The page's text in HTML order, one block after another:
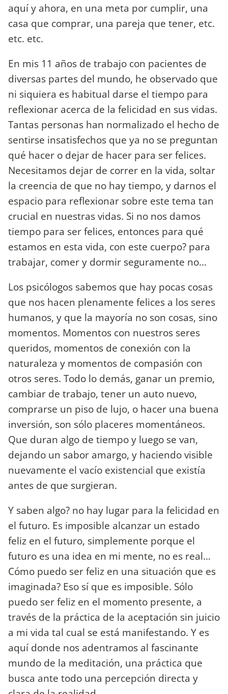
aquí y ahora, en una meta por cumplir, una
casa que comprar, una pareja que tener, etc.
etc. etc.
En mis 11 años de trabajo con pacientes de
diversas partes del mundo, he observado que
ni siquiera es habitual darse el tiempo para
reflexionar acerca de la felicidad en sus vidas.
Tantas personas han normalizado el hecho de
sentirse insatisfechos que ya no se preguntan
qué hacer o dejar de hacer para ser felices.
Necesitamos dejar de correr en la vida, soltar
la creencia de que no hay tiempo, y darnos el
espacio para reflexionar sobre este tema tan
crucial en nuestras vidas. Si no nos damos
tiempo para ser felices, entonces para qué
estamos en esta vida, con este cuerpo? para
trabajar, comer y dormir seguramente no…
Los psicólogos sabemos que hay pocas cosas
que nos hacen plenamente felices a los seres
humanos, y que la mayoría no son cosas, sino
momentos. Momentos con nuestros seres
queridos, momentos de conexión con la
naturaleza y momentos de compasión con
otros seres. Todo lo demás, ganar un premio,
cambiar de trabajo, tener un auto nuevo,
comprarse un piso de lujo, o hacer una buena
inversión, son sólo placeres momentáneos.
Que duran algo de tiempo y luego se van,
dejando un sabor amargo, y haciendo visible
nuevamente el vacío existencial que existía
antes de que surgieran.
Y saben algo? no hay lugar para la felicidad en
el futuro. Es imposible alcanzar un estado
feliz en el futuro, simplemente porque el
futuro es una idea en mi mente, no es real…
Cómo puedo ser feliz en una situación que es
imaginada? Eso sí que es imposible. Sólo
puedo ser feliz en el momento presente, a
través de la práctica de la aceptación sin juicio
a mi vida tal cual se está manifestando. Y es
aquí donde nos adentramos al fascinante
mundo de la meditación, una práctica que
busca ante todo una percepción directa y